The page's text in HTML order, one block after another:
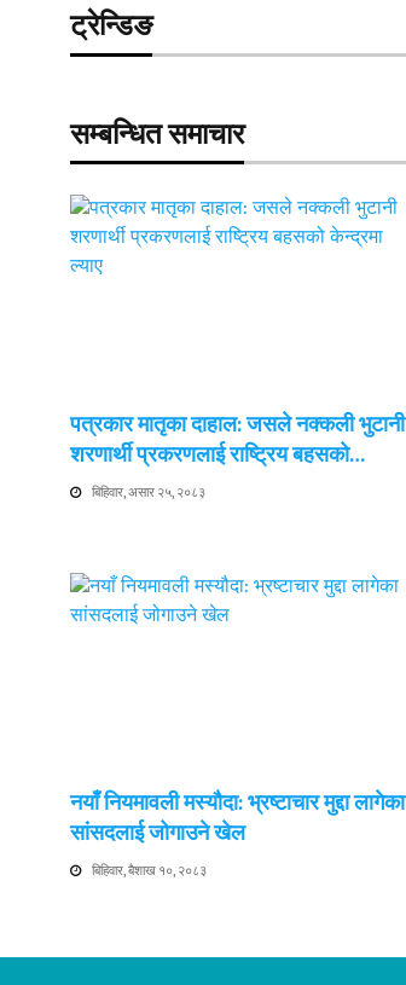
ट्रेन्डिङ
सम्बन्धित समाचार
पत्रकार मातृका दाहाल: जसले नक्कली भुटानी
शरणार्थी प्रकरणलाई राष्ट्रिय बहसको…
बिहिवार, असार २५, २०८३
नयाँ नियमावली मस्यौदा: भ्रष्टाचार मुद्दा लागेका
सांसदलाई जोगाउने खेल
बिहिवार, बैशाख १०, २०८३